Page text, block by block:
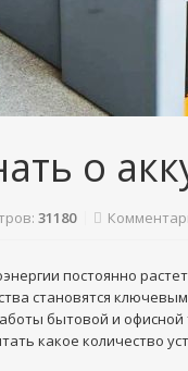
о
31180
постоянно
становятся
бытовой и офисной
какое количество